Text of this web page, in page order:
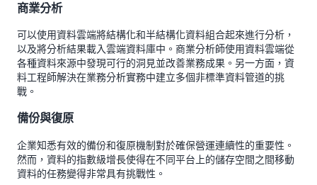
商業分析
可以使用資料雲端將結構化和半結構化資料組合起來進行分析，
以及將分析結果載入雲端資料庫中。商業分析師使用資料雲端從
各種資料來源中發現可行的洞見並改善業務成果。另一方面，資
料工程師解決在業務分析實務中建立多個非標準資料管道的挑
戰。
備份與復原
企業知悉有效的備份和復原機制對於確保營運連續性的重要性。
然而，資料的指數級增長使得在不同平台上的儲存空間之間移動
資料的任務變得非常具有挑戰性。